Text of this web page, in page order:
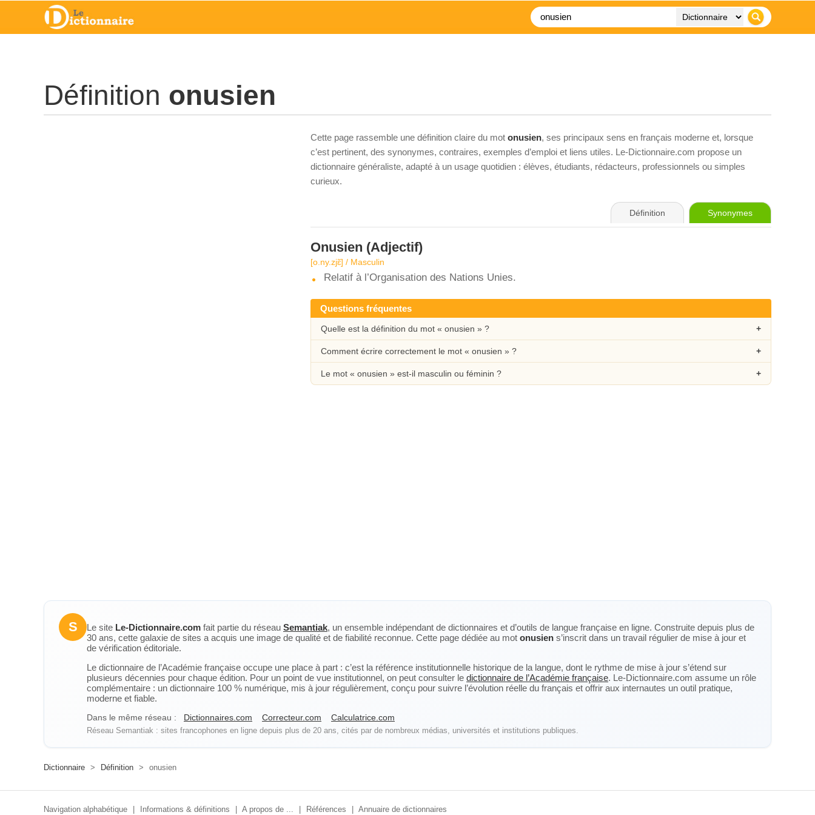
Définition onusien
Cette page rassemble une définition claire du mot onusien, ses principaux sens en français moderne et, lorsque
c’est pertinent, des synonymes, contraires, exemples d’emploi et liens utiles. Le-Dictionnaire.com propose un
dictionnaire généraliste, adapté à un usage quotidien : élèves, étudiants, rédacteurs, professionnels ou simples
curieux.
Définition Synonymes
Onusien (Adjectif)
[o.ny.zjɛ̃] / Masculin
Relatif à l’Organisation des Nations Unies.
Questions fréquentes
Quelle est la définition du mot « onusien » ?
Comment écrire correctement le mot « onusien » ?
Le mot « onusien » est-il masculin ou féminin ?
S Le site Le-Dictionnaire.com fait partie du réseau Semantiak, un ensemble indépendant de dictionnaires et d’outils de langue française en ligne. Construite depuis plus de
30 ans, cette galaxie de sites a acquis une image de qualité et de fiabilité reconnue. Cette page dédiée au mot onusien s’inscrit dans un travail régulier de mise à jour et
de vérification éditoriale.
Le dictionnaire de l’Académie française occupe une place à part : c’est la référence institutionnelle historique de la langue, dont le rythme de mise à jour s’étend sur
plusieurs décennies pour chaque édition. Pour un point de vue institutionnel, on peut consulter le dictionnaire de l’Académie française. Le-Dictionnaire.com assume un rôle
complémentaire : un dictionnaire 100 % numérique, mis à jour régulièrement, conçu pour suivre l’évolution réelle du français et offrir aux internautes un outil pratique,
moderne et fiable.
Dans le même réseau : Dictionnaires.com Correcteur.com Calculatrice.com
Réseau Semantiak : sites francophones en ligne depuis plus de 20 ans, cités par de nombreux médias, universités et institutions publiques.
Dictionnaire > Définition > onusien
Navigation alphabétique Informations & définitions A propos de ... Références Annuaire de dictionnaires